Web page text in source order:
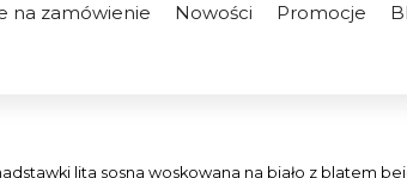
na zamówienie Nowości Promocje
lita sosna woskowana na biało z blatem